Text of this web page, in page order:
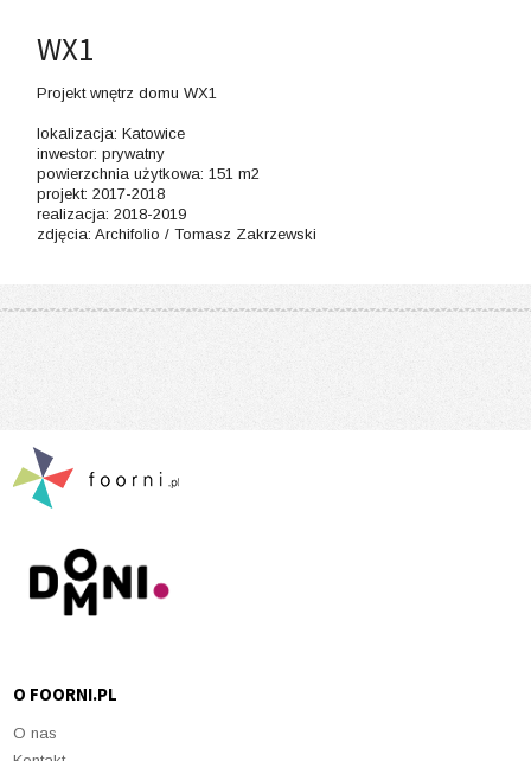
WX1
Projekt wnętrz domu WX1
lokalizacja: Katowice
inwestor: prywatny
powierzchnia użytkowa: 151 m2
projekt: 2017-2018
realizacja: 2018-2019
zdjęcia: Archifolio​ / Tomasz Zakrzewski​
O FOORNI.PL
O nas